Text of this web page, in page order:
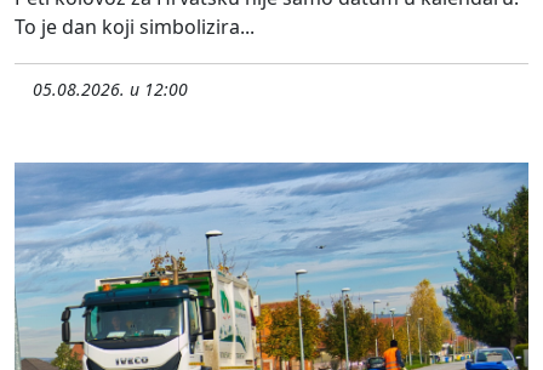
To je dan koji simbolizira...
05.08.2026. u 12:00